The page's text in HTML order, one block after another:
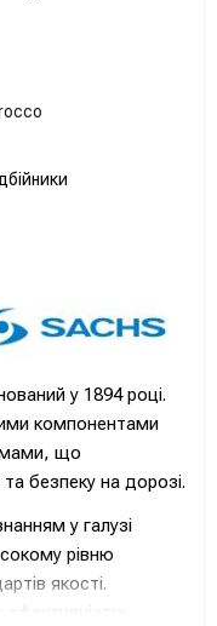
у 1894 році.
компонентами
що
безпеку на дорозі.
у галузі
рівню
якості.